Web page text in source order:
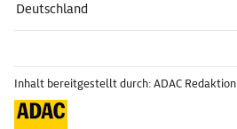
Deutschland
Inhalt bereitgestellt durch: ADAC Redaktion